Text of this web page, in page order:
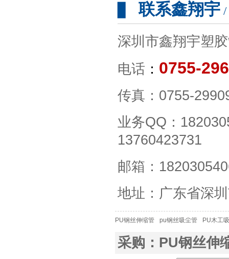
联系鑫翔宇 /
深圳市鑫翔宇塑
电话 ： 0755-
传真：0755-
业务QQ：
13760423731
邮箱：
地址：广东省深
PU钢丝伸缩管 pu钢丝吸尘管 PU木工
采购：PU钢丝伸